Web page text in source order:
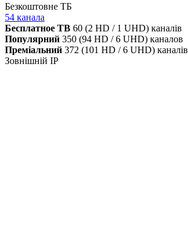
Безкоштовне ТБ
54 канала
Бесплатное ТВ 60 (2 HD / 1 UHD) каналів
Популярний 350 (94 HD / 6 UHD) каналов
Преміальний 372 (101 HD / 6 UHD) каналів
Зовнішній IP